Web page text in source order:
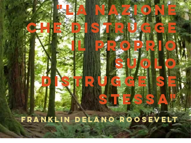
"La nazione
che distrugge
il proprio
suolo
distrugge se
stessA"
Franklin Delano Roosevelt